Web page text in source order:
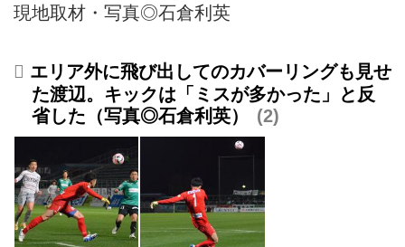
現地取材・写真◎石倉利英
エリア外に飛び出してのカバーリングも見せ
た渡辺。キックは「ミスが多かった」と反
省した（写真◎石倉利英）
2